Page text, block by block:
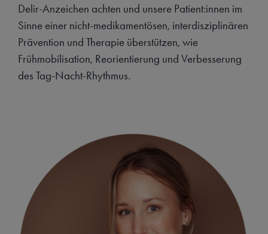
Delir-Anzeichen achten und unsere Patient:innen im
Sinne einer nicht-medikamentösen, interdisziplinären
Prävention und Therapie überstützen, wie
Frühmobilisation, Reorientierung und Verbesserung
des Tag-Nacht-Rhythmus.